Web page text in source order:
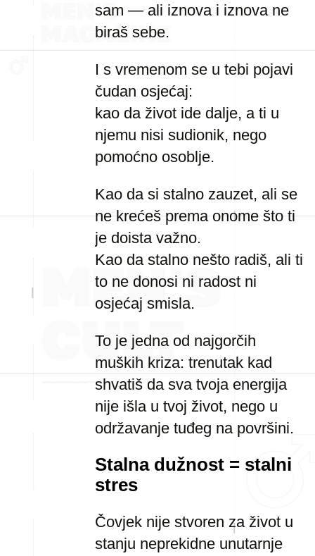
sam — ali iznova i iznova ne
biraš sebe.
I s vremenom se u tebi pojavi
čudan osjećaj:
kao da život ide dalje, a ti u
njemu nisi sudionik, nego
pomoćno osoblje.
Kao da si stalno zauzet, ali se
ne krećeš prema onome što ti
je doista važno.
Kao da stalno nešto radiš, ali ti
to ne donosi ni radost ni
osjećaj smisla.
To je jedna od najgorčih
muških kriza: trenutak kad
shvatiš da sva tvoja energija
nije išla u tvoj život, nego u
održavanje tuđeg na površini.
Stalna dužnost = stalni
stres
Čovjek nije stvoren za život u
stanju neprekidne unutarnje